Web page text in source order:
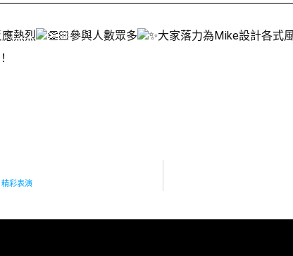
熱烈 參與人數眾多
大家落力為Mike設計各式
彩表演